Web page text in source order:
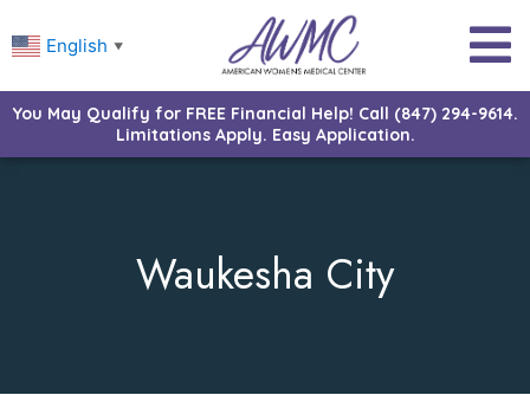
English ▼
You May Qualify for FREE Financial Help! Call (847) 294-9614.
Limitations Apply. Easy Application.
Waukesha City